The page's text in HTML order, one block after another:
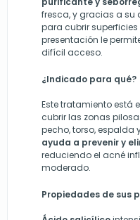
fresca, y gracias a su
para cubrir
presentación le
difícil acceso.
¿Indicado para qué?
Este tratamiento está
cubrir las zonas
pecho, torso, espalda
ayuda a prevenir y
reduciendo el acné
moderado.
Propiedades de sus